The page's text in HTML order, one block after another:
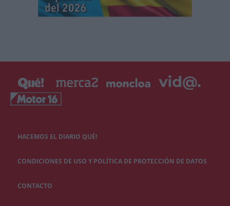
HACEMOS EL DIARIO QUÉ!
CONDICIONES DE USO Y POLÍTICA DE PROTECCIÓN DE DATOS
CONTACTO